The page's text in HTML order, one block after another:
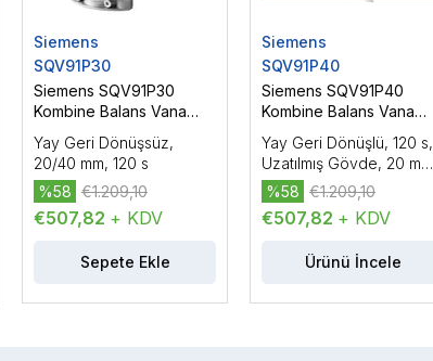
Siemens
SQV91P30
Siemens SQV91P30
Kombine Balans Vana
DC 0…10 V / DC 4…20
mA, 1100 N
Yay Geri Dönüşsüz,
20/40 mm, 120 s
€507,82 + KDV
%58 €1.209,10
Sepete Ekle
Siemens
SQV91P40
Siemens SQV91P40
Kombine Balans Vana
DC 0…10 V / DC 4…20
mA, 1100 N
Yay Geri Dönüşlü, 120 s,
Uzatılmış Gövde, 20 mm,
40 mm, 43 mm
€507,82 + KDV
%58 €1.209,10
Ürünü İncele